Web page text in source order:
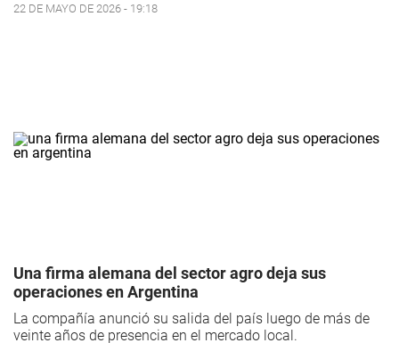
22 DE MAYO DE 2026 - 19:18
Una firma alemana del sector agro deja sus
operaciones en Argentina
La compañía anunció su salida del país luego de más de
veinte años de presencia en el mercado local.